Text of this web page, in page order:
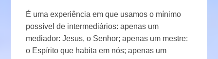
É uma experiência em que usamos o mínimo
possível de intermediários: apenas um
mediador: Jesus, o Senhor; apenas um mestre:
o Espírito que habita em nós; apenas um